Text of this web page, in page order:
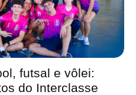
futsal e vôlei:
do Interclasse